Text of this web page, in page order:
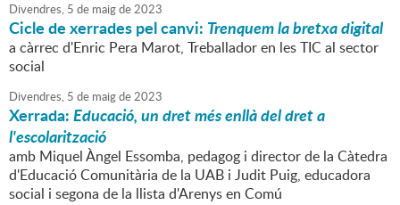
Divendres, 5 de maigde2023
Cicle de xerrades pel canvi: Trenquem la bretxa digital
a càrrec d'Enric Pera Marot, Treballador en les TIC al sector
social
Divendres, 5 de maigde2023
Xerrada:Educació, un dret més enllà del dret a
l'escolarització
amb Miquel Àngel Essomba, pedagog i director de la Càtedra
d'Educació Comunitària de la UAB i Judit Puig, educadora
social i segona de la llista d'Arenys en Comú